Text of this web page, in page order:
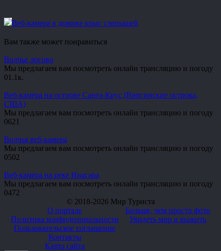
Веб-камера в домике крыс слепышей
Вам также может понравиться
Волчье логово
Мы предлагаем вам посмотреть онлайн трансляцию и погоду
01.1к.
Веб-камера на острове Санта-Крус (Виргинские острова,
США)
Мы предлагаем вам посмотреть онлайн трансляцию и погоду
0621
Волчья веб-камера
Мы предлагаем вам посмотреть онлайн трансляцию и погоду
0502
Веб-камера на реке Ниагара
Мы предлагаем вам посмотреть онлайн трансляцию и погоду
0472
© 2018-2026 Мир Туриста
О портале
Политика конфиденциальности
Пользовательское соглашение
Контакты
Карта сайта
Больше, чем просто фото
Увидеть мир и выжить